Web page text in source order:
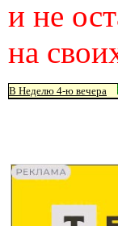
и не
на
В Неделю 4-ю вечера